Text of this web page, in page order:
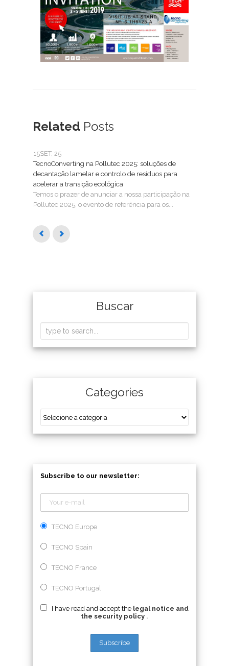
Related Posts
15SET, 25
TecnoConverting na Pollutec 2025: soluções de
decantação lamelar e controlo de resíduos para
acelerar a transição ecológica
Temos o prazer de anunciar a nossa participação na
Pollutec 2025, o evento de referência para os...
Buscar
Categories
Subscribe to our newsletter:
TECNO Europe
TECNO Spain
TECNO France
TECNO Portugal
I have read and accept the legal notice and
the security policy .